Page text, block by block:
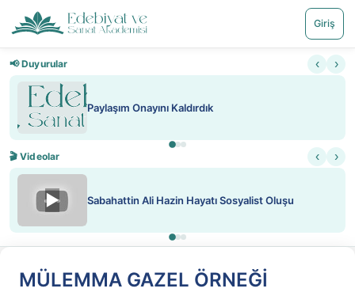
Giriş
📢 Duyurular ‹ ›
Paylaşım Onayını Kaldırdık
🎬 Videolar ‹ ›
▶ Sabahattin Ali Hazin Hayatı Sosyalist Oluşu
MÜLEMMA GAZEL ÖRNEĞİ